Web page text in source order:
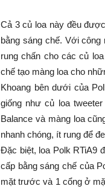
Cả 3 củ loa này đều
bằng sáng chế. Với
rung chấn cho các củ
chế tạo màng loa cho
Khoang bên dưới của
giống như củ loa
Balance và màng loa
nhanh chóng, ít rung để
Đặc biệt, loa Polk RTiA9
cấp bằng sáng chế của
mặt trước và 1 cổng ở